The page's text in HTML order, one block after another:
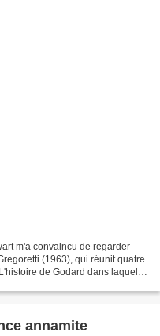
m'a convaincu de regarder
(1963), qui réunit quatre
de Godard dans laquelle
annamite